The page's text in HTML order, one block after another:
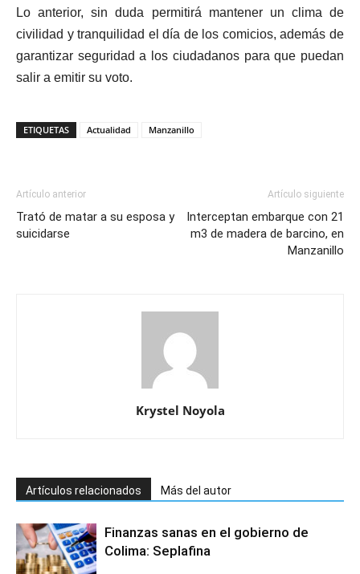
Lo anterior, sin duda permitirá mantener un clima de
civilidad y tranquilidad el día de los comicios, además de
garantizar seguridad a los ciudadanos para que puedan
salir a emitir su voto.
ETIQUETAS Actualidad Manzanillo
Artículo anterior
Trató de matar a su esposa y
suicidarse
Artículo siguiente
Interceptan embarque con 21
m3 de madera de barcino, en
Manzanillo
Krystel Noyola
Artículos relacionados Más del autor
Finanzas sanas en el gobierno de
Colima: Seplafina